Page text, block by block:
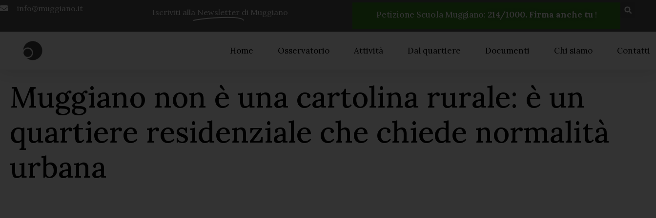
info@muggiano.it Iscriviti alla Newsletter di Muggiano Petizione Scuola Muggiano: 214/1000. Firma anche tu !
Home Osservatorio Attività Dal quartiere Documenti Chi siamo Contatti
Muggiano non è una cartolina rurale: è un
quartiere residenziale che chiede normalità
urbana